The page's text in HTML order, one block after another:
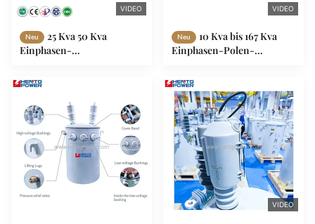
VIDEO
Neu
25 Kva 50 Kva
Einphasen-
Aufwärts-Abwärts-
Transformator 380V
VIDEO
Neu
10 Kva bis 167 Kva
Einphasen-Polen-
60 Hz Optimiertes Design
OEM
VIDEO